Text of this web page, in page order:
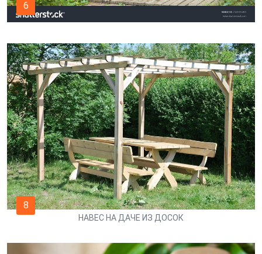
6
8
НАВЕС НА ДАЧЕ ИЗ ДОСОК